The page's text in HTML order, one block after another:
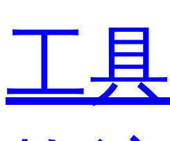
工具